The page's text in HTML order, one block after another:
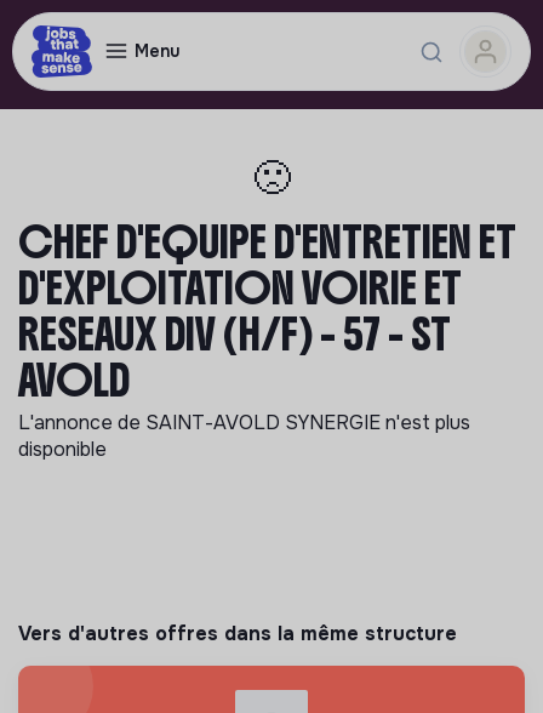
Menu
🙁
CHEF D'EQUIPE D'ENTRETIEN ET
D'EXPLOITATION VOIRIE ET
RESEAUX DIV (H/F) - 57 - ST
AVOLD
L'annonce de SAINT-AVOLD SYNERGIEn'est plus
disponible
Vers d'autres offres dans la même structure